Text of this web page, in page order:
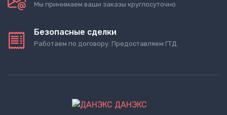
Мы принимаем ваши заказы круглосуточно
Безопасные сделки
Работаем по договору. Предоставляем ГТД.
ДАНЭКС